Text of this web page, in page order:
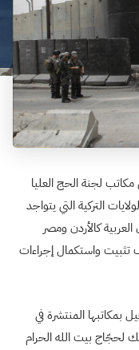
لجنة الحج العليا
التركية التي يتواجد
كالأردن ومصر
تثبيت واستكمال إجراءات
بمكاتبها المنتشرة في
نيسان، وذلك لحجّاج بيت الله الحرام